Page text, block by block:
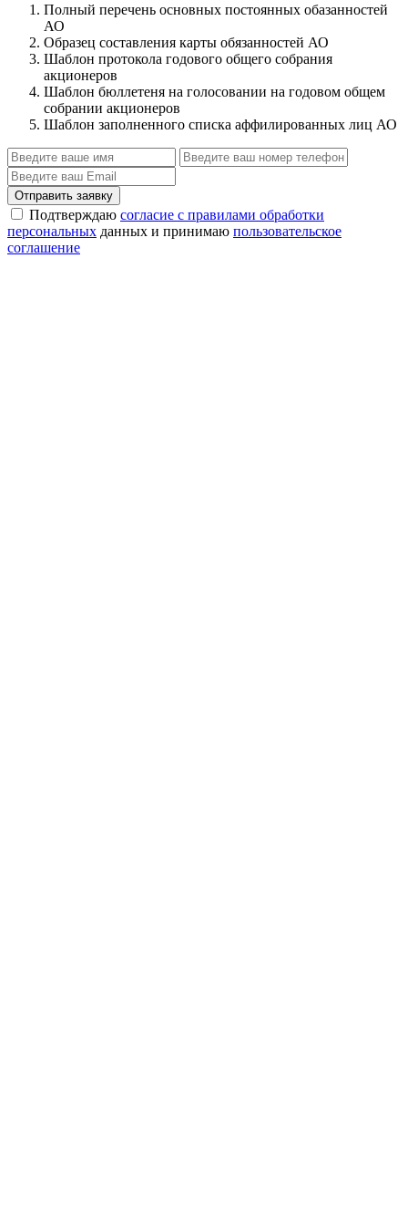
Полный перечень основных постоянных обазанностей
АО
Образец составления карты обязанностей АО
Шаблон протокола годового общего собрания
акционеров
Шаблон бюллетеня на голосовании на годовом общем
собрании акционеров
Шаблон заполненного списка аффилированных лиц АО
Отправить заявку
Подтверждаю согласие с правилами обработки
персональных данных и принимаю пользовательское
соглашение